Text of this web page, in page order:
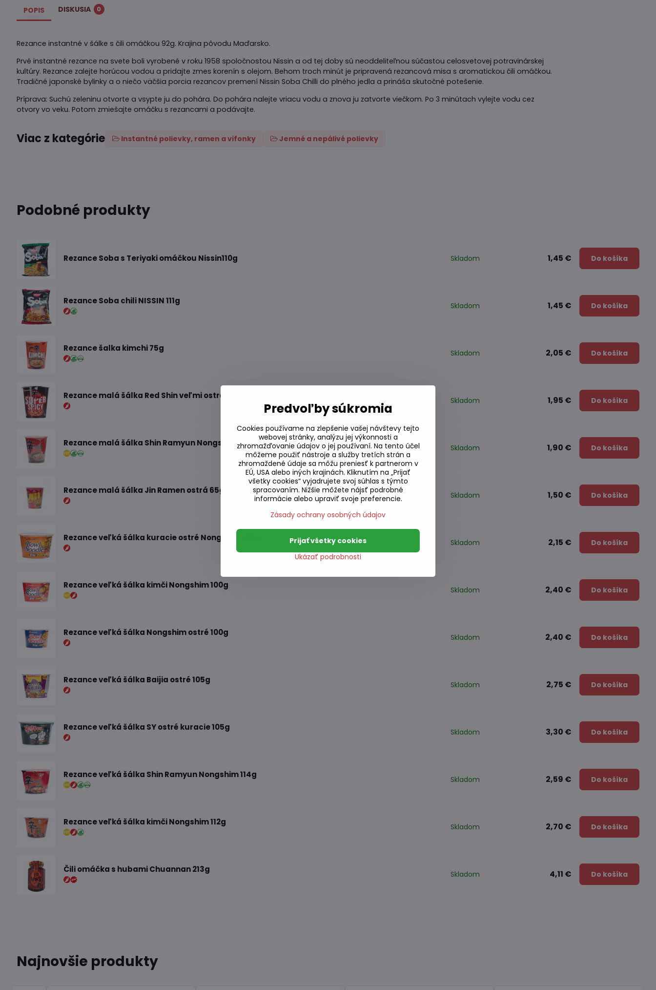
POPIS DISKUSIA 0
Rezance instantné v šálke s čili omáčkou 92g. Krajina pôvodu Maďarsko.
Prvé instantné rezance na svete boli vyrobené v roku 1958 spoločnostou Nissin a od tej doby sú neoddeliteľnou súčastou celosvetovej potravinárskej
kultúry. Rezance zalejte horúcou vodou a pridajte zmes korenín s olejom. Behom troch minút je pripravená rezancová misa s aromatickou čili omáčkou.
Tradičné japonské bylinky a o niečo väčšia porcia rezancov premení Nissin Soba Chilli do plného jedla a prináša skutočné potešenie.
Príprava: Suchú zeleninu otvorte a vsypte ju do pohára. Do pohára nalejte vriacu vodu a znova ju zatvorte viečkom. Po 3 minútach vylejte vodu cez
otvory vo veku. Potom zmiešajte omáčku s rezancami a podávajte.
Viac z kategórie Instantné polievky, ramen a vifonky Jemné a nepálivé polievky
Podobné produkty
Rezance Soba s Teriyaki omáčkou Nissin110g Skladom 1,45 € Do košíka
Rezance Soba chili NISSIN 111g Skladom 1,45 € Do košíka
Rezance šalka kimchi 75g Skladom 2,05 € Do košíka
Rezance malá šálka Red Shin veľmi ostré Nongshim 68g Skladom 1,95 € Do košíka
Rezance malá šálka Shin Ramyun Nongshim 68g Skladom 1,90 € Do košíka
Rezance malá šálka Jin Ramen ostrá 65g Skladom 1,50 € Do košíka
Rezance veľká šálka kuracie ostré Nongshim 100g Skladom 2,15 € Do košíka
Rezance veľká šálka kimči Nongshim 100g Skladom 2,40 € Do košíka
Rezance veľká šálka Nongshim ostré 100g Skladom 2,40 € Do košíka
Rezance veľká šálka Baijia ostré 105g Skladom 2,75 € Do košíka
Rezance veľká šálka SY ostré kuracie 105g Skladom 3,30 € Do košíka
Rezance veľká šálka Shin Ramyun Nongshim 114g Skladom 2,59 € Do košíka
Rezance veľká šálka kimči Nongshim 112g Skladom 2,70 € Do košíka
Čili omáčka s hubami Chuannan 213g Skladom 4,11 € Do košíka
Najnovšie produkty
Predvoľby súkromia
Cookies používame na zlepšenie vašej návštevy tejto
webovej stránky, analýzu jej výkonnosti a
zhromažďovanie údajov o jej používaní. Na tento účel
môžeme použiť nástroje a služby tretích strán a
zhromaždené údaje sa môžu preniesť k partnerom v
EÚ, USA alebo iných krajinách. Kliknutím na „Prijať
všetky cookies“ vyjadrujete svoj súhlas s týmto
spracovaním. Nižšie môžete nájsť podrobné
informácie alebo upraviť svoje preferencie.
Zásady ochrany osobných údajov
Ukázať podrobnosti
Prijať všetky cookies